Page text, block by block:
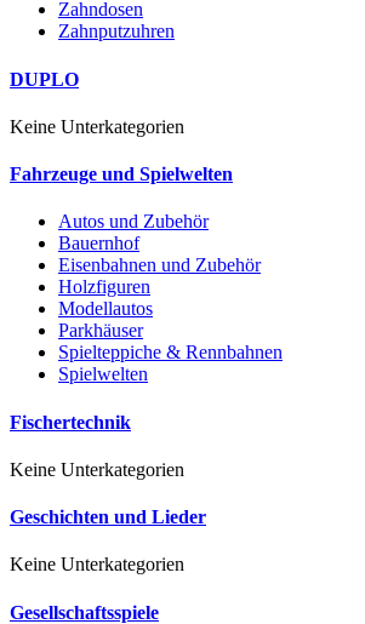
Zahndosen
Zahnputzuhren
DUPLO
Keine Unterkategorien
Fahrzeuge und Spielwelten
Autos und Zubehör
Bauernhof
Eisenbahnen und Zubehör
Holzfiguren
Modellautos
Parkhäuser
Spielteppiche & Rennbahnen
Spielwelten
Fischertechnik
Keine Unterkategorien
Geschichten und Lieder
Keine Unterkategorien
Gesellschaftsspiele